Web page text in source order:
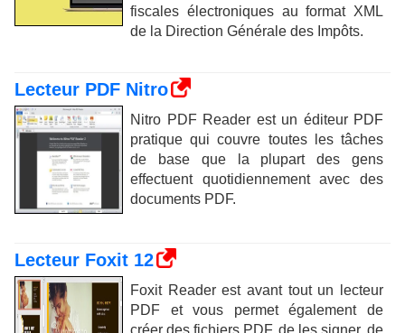
fiscales électroniques au format XML
de la Direction Générale des Impôts.
Lecteur PDF Nitro
Nitro PDF Reader est un éditeur PDF
pratique qui couvre toutes les tâches
de base que la plupart des gens
effectuent quotidiennement avec des
documents PDF.
Lecteur Foxit 12
Foxit Reader est avant tout un lecteur
PDF et vous permet également de
créer des fichiers PDF, de les signer, de